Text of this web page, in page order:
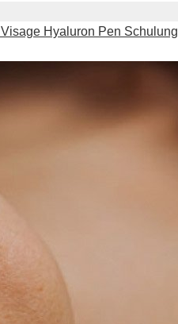
Visage Hyaluron Pen Schulung